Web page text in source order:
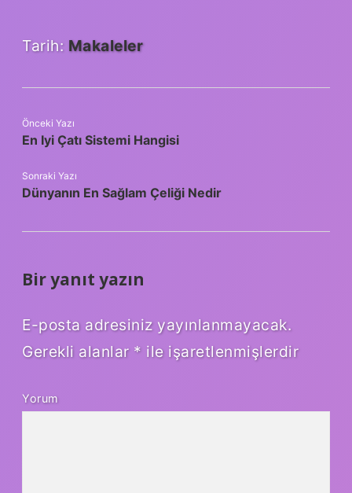
Tarih: Makaleler
Önceki Yazı
En Iyi Çatı Sistemi Hangisi
Sonraki Yazı
Dünyanın En Sağlam Çeliği Nedir
Bir yanıt yazın
E-posta adresiniz yayınlanmayacak.
Gerekli alanlar * ile işaretlenmişlerdir
Yorum